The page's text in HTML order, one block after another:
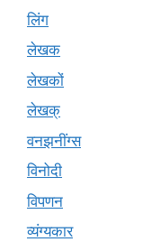
लिंग
लेखक
लेखकों
लेखक्
वनझनींग्स
विनोदी
विपणन
व्यंग्यकार